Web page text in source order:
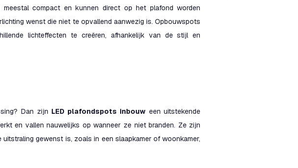
compact en kunnen direct op het plafond worden
wenst die niet te opvallend aanwezig is. Opbouwspots
lichteffecten te creëren, afhankelijk van de stijl en
Dan zijn LED plafondspots inbouween uitstekende
en vallen nauwelijks op wanneer ze niet branden. Ze zijn
gewenst is, zoals in een slaapkamer of woonkamer,